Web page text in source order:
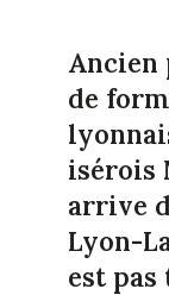
Ancien
de
isérois
arrive
Lyon-
est